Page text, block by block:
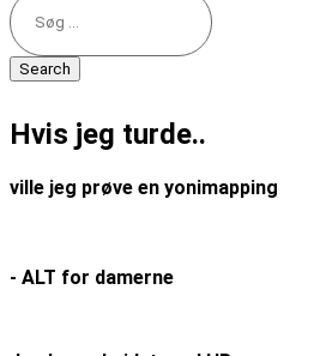
Hvis jeg turde..
ville jeg prøve en yonimapping
- ALT for damerne